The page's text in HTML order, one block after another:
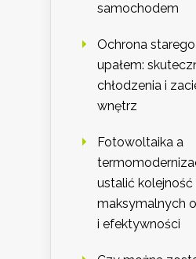
samochodem
Ochrona
upałem:
chłodzenia i
wnętrz
Fotowoltaika a
ustalić
maksymalnych
i efektywności